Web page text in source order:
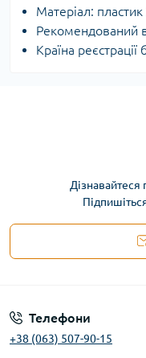
Матеріал: пластик
Рекомендований
Країна
Телефони
+38 (063) 507-90-15